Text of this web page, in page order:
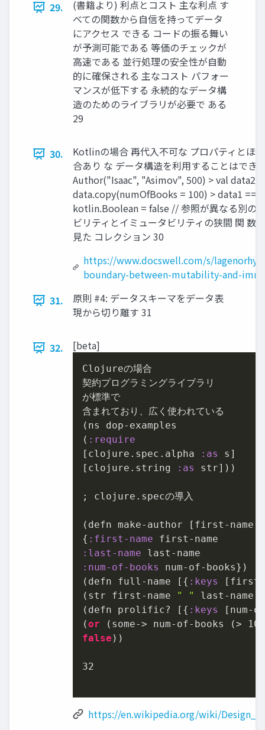
29.
(書籍より) 利点とコスト 主な利点 す
べての関数から⾃信を持ってデータ
にアクセス できる コードの振る舞い
が予測可能である 等価のチェックが
⾼速である 並⾏処理の安全性が⾃動
的に確保される 主なコスト パフォー
マンスが低下する 永続的なデータ構
造のためのライブラリが必要で ある
29
30.
Kotlinの場合 再代⼊不可な プロパティとほ
合あり な データ構造を利⽤することはでき
Author("Isaac", "Asimov", 500) > val data2 =
data.copy(numOfBooks = 100) > data1 ===
kotlin.Boolean = false // 参照が異なる別の
ビリティとイミュータビリティの狭間 関 数
⾒た コレクション 30
https://www.docswell.com/s/
boundary-between-mutability-and-
31.
原則 #4: データスキーマをデータ表
現から切り離す 31
32. [beta]
Clojureの場合
契約プログラミングライブラリ
が標準で
含まれており、広く使われている
(ns dop-examples
( :require
[clojure.spec.alpha
:as
s]
[clojure.string
:as str]))
; clojure.specの導⼊
(defn make-author [first-name
{ :first-name
:last-name
:num-of-books
num-of-books})
(defn full-name [{ :keys
[first-
(str first-name
" "
last-name))
(defn prolific? [{ :keys
[num-
(or (some-> num-of-books (>
100
false ))
32
https://en.wikipedia.org/wiki/